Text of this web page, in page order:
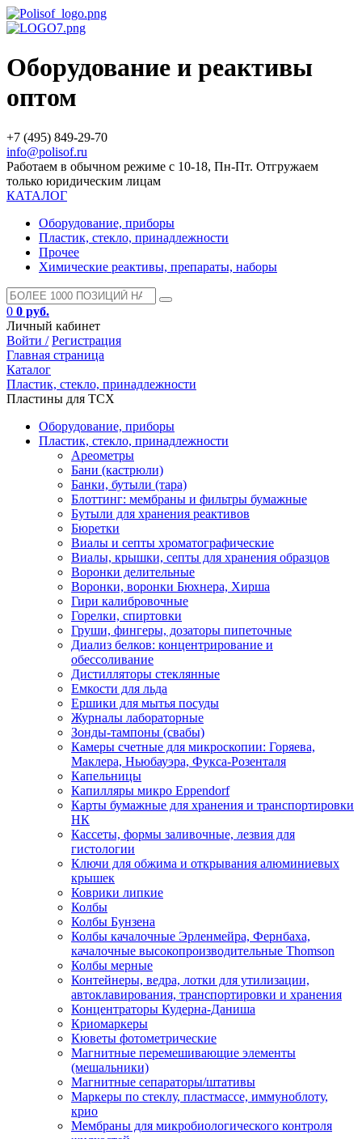
Оборудование и реактивы
оптом
+7 (495) 849-29-70
info@polisof.ru
Работаем в обычном режиме с 10-18, Пн-Пт. Отгружаем
только юридическим лицам
КАТАЛОГ
Оборудование, приборы
Пластик, стекло, принадлежности
Прочее
Химические реактивы, препараты, наборы
0 0 руб.
Личный кабинет
Войти / Регистрация
Главная страница
Каталог
Пластик, стекло, принадлежности
Пластины для ТСХ
Оборудование, приборы
Пластик, стекло, принадлежности
Ареометры
Бани (кастрюли)
Банки, бутыли (тара)
Блоттинг: мембраны и фильтры бумажные
Бутыли для хранения реактивов
Бюретки
Виалы и септы хроматографические
Виалы, крышки, септы для хранения образцов
Воронки делительные
Воронки, воронки Бюхнера, Хирша
Гири калибровочные
Горелки, спиртовки
Груши, фингеры, дозаторы пипеточные
Диализ белков: концентрирование и
обессоливание
Дистилляторы стеклянные
Емкости для льда
Ершики для мытья посуды
Журналы лабораторные
Зонды-тампоны (свабы)
Камеры счетные для микроскопии: Горяева,
Маклера, Ньюбауэра, Фукса-Розенталя
Капельницы
Капилляры микро Eppendorf
Карты бумажные для хранения и транспортировки
НК
Кассеты, формы заливочные, лезвия для
гистологии
Ключи для обжима и открывания алюминиевых
крышек
Коврики липкие
Колбы
Колбы Бунзена
Колбы качалочные Эрленмейра, Фернбаха,
качалочные высокопроизводительные Thomson
Колбы мерные
Контейнеры, ведра, лотки для утилизации,
автоклавирования, транспортировки и хранения
Концентраторы Кудерна-Даниша
Криомаркеры
Кюветы фотометрические
Магнитные перемешивающие элементы
(мешальники)
Магнитные сепараторы/штативы
Маркеры по стеклу, пластмассе, иммуноблоту,
крио
Мембраны для микробиологического контроля